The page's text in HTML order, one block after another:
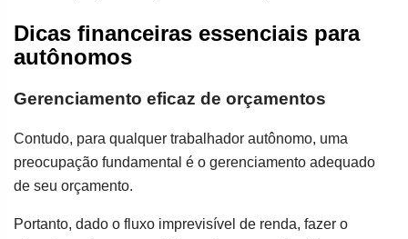
Dicas financeiras essenciais para
autônomos
Gerenciamento eficaz de orçamentos
Contudo, para qualquer trabalhador autônomo, uma
preocupação fundamental é o gerenciamento adequado
de seu orçamento.
Portanto, dado o fluxo imprevisível de renda, fazer o